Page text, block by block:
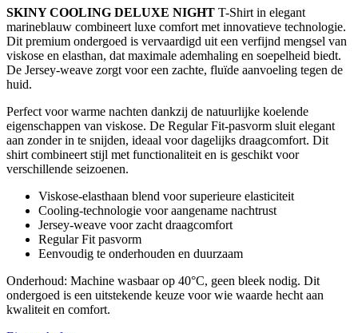
SKINY COOLING DELUXE NIGHT T-Shirt in elegant
marineblauw combineert luxe comfort met innovatieve technologie.
Dit premium ondergoed is vervaardigd uit een verfijnd mengsel van
viskose en elasthan, dat maximale ademhaling en soepelheid biedt.
De Jersey-weave zorgt voor een zachte, fluïde aanvoeling tegen de
huid.
Perfect voor warme nachten dankzij de natuurlijke koelende
eigenschappen van viskose. De Regular Fit-pasvorm sluit elegant
aan zonder in te snijden, ideaal voor dagelijks draagcomfort. Dit
shirt combineert stijl met functionaliteit en is geschikt voor
verschillende seizoenen.
Viskose-elasthaan blend voor superieure elasticiteit
Cooling-technologie voor aangename nachtrust
Jersey-weave voor zacht draagcomfort
Regular Fit pasvorm
Eenvoudig te onderhouden en duurzaam
Onderhoud: Machine wasbaar op 40°C, geen bleek nodig. Dit
ondergoed is een uitstekende keuze voor wie waarde hecht aan
kwaliteit en comfort.